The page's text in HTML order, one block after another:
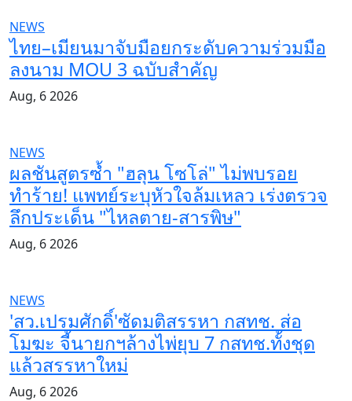
NEWS
ไทย–เมียนมาจับมือยกระดับความร่วมมือ
ลงนาม MOU 3 ฉบับสำคัญ
Aug, 6 2026
NEWS
ผลชันสูตรซ้ำ "ฮลุน โซโล่" ไม่พบรอย
ทำร้าย! แพทย์ระบุหัวใจล้มเหลว เร่งตรวจ
ลึกประเด็น "ไหลตาย-สารพิษ"
Aug, 6 2026
NEWS
'สว.เปรมศักดิ์'ซัดมติสรรหา กสทช. ส่อ
โมฆะ จี้นายกฯล้างไพ่ยุบ 7 กสทช.ทั้งชุด
แล้วสรรหาใหม่
Aug, 6 2026